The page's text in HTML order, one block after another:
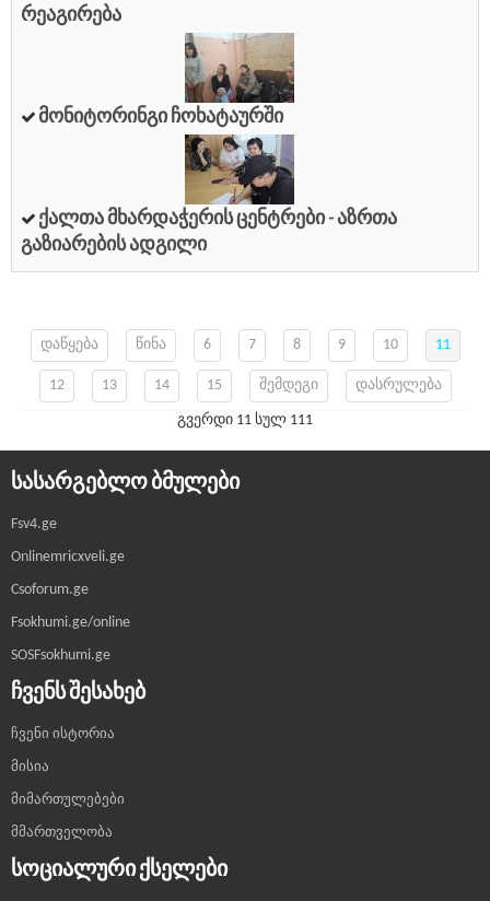
Რეაგირება
Მონიტორინგი Ჩოხატაურში
Ქალთა Მხარდაჭერის Ცენტრები - Აზრთა
Გაზიარების Ადგილი
დაწყება წინა 6 7 8 9 10 11
12 13 14 15 შემდეგი დასრულება
გვერდი 11 სულ 111
ᲡᲐᲡᲐᲠᲒᲔᲑᲚᲝ ᲑᲛᲣᲚᲔᲑᲘ
Fsv4.ge
Onlinemricxveli.ge
Csoforum.ge
Fsokhumi.ge/online
SOSFsokhumi.ge
ᲩᲕᲔᲜᲡ ᲨᲔᲡᲐᲮᲔᲑ
ჩვენი ისტორია
მისია
მიმართულებები
მმართველობა
ᲡᲝᲪᲘᲐᲚᲣᲠᲘ ᲥᲡᲔᲚᲔᲑᲘ